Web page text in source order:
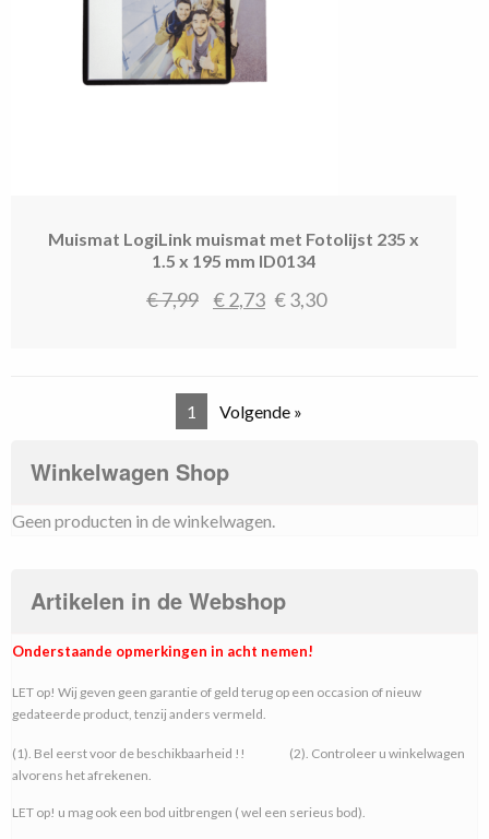
Muismat LogiLink muismat met Fotolijst 235 x
1.5 x 195 mm ID0134
€7,99
Oorspronkelijke
€ 7,99.
€ 2,73 Huidige
€3,30
1 Volgende »
Winkelwagen Shop
Geen producten in de winkelwagen.
Artikelen in de Webshop
Onderstaande opmerkingen in acht nemen!
LET op! Wij geven geen garantie of geld terug op een occasion of nieuw
gedateerde product, tenzij anders vermeld.
(1). Bel eerst voor de beschikbaarheid !! (2). Controleer u winkelwagen
alvorens het afrekenen.
LET op! u mag ook een bod uitbrengen ( wel een serieus bod).